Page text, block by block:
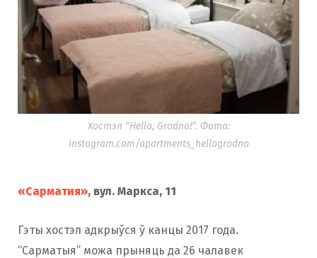
Хостэл “Hello, Grodno!”. Фота:
instagram.com/apartments_hellogrodno
«Сарматия», вул. Маркса, 11
Гэты хостэл адкрыўся ў канцы 2017 года.
“Сарматыя” можа прыняць да 26 чалавек